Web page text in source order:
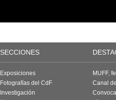
SECCIONES
Exposiciones
Fotografías del CdF
Investigación
MUFF,
Canal